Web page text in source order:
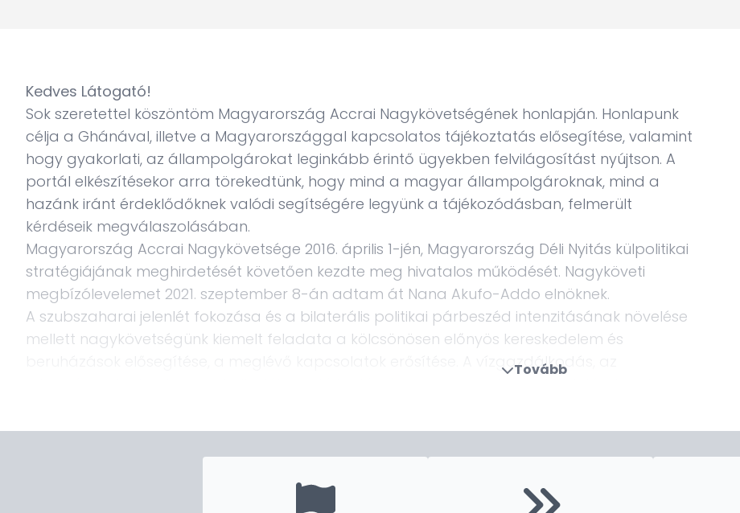
Kedves Látogató!
Sok szeretettel köszöntöm Magyarország Accrai Nagykövetségének honlapján. Honlapunk
célja a Ghánával, illetve a Magyarországgal kapcsolatos tájékoztatás elősegítése, valamint
hogy gyakorlati, az állampolgárokat leginkább érintő ügyekben felvilágosítást nyújtson. A
portál elkészítésekor arra törekedtünk, hogy mind a magyar állampolgároknak, mind a
hazánk iránt érdeklődőknek valódi segítségére legyünk a tájékozódásban, felmerült
kérdéseik megválaszolásában.
Magyarország Accrai Nagykövetsége 2016. április 1-jén, Magyarország Déli Nyitás külpolitikai
stratégiájának meghirdetését követően kezdte meg hivatalos működését. Nagyköveti
megbízólevelemet 2021. szeptember 8-án adtam át Nana Akufo-Addo elnöknek.
A szubszaharai jelenlét fokozása és a bilaterális politikai párbeszéd intenzitásának növelése
mellett nagykövetségünk kiemelt feladata a kölcsönösen előnyös kereskedelem és
beruházások elősegítése, a meglévő kapcsolatok erősítése. A vízgazdálkodás, az
még további jelentős potenciált rejt, ezért az elkövetkező években kiemelt feladatunk a
ghánai és a magyar vállalatok közötti információcsere élénkítése, az együttműködés
Az országaink közti oktatási lehetőségek és ösztöndíj programok, az egyes emberek közötti
Tovább